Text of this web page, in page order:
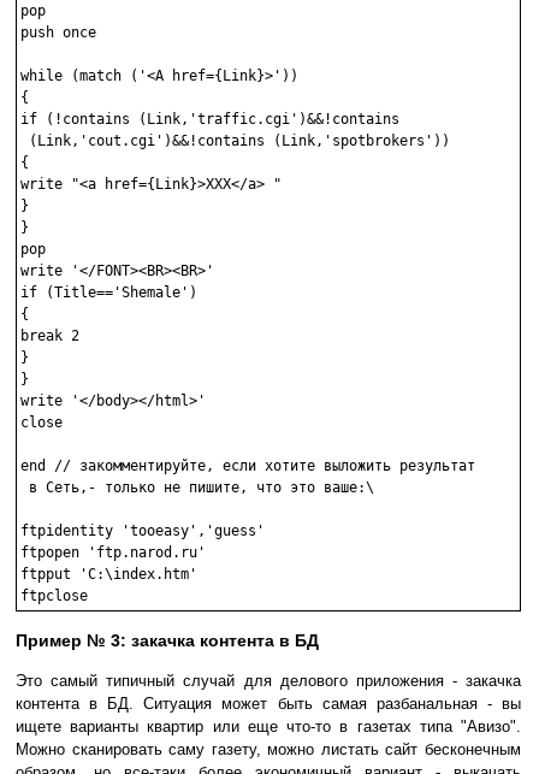
pop
push once
while (match ('<A href={Link}>'))
{
if (!contains (Link,'traffic.cgi')&&!contains
(Link,'cout.cgi')&&!contains (Link,'spotbrokers'))
{
write "<a href={Link}>XXX</a> "
}
}
pop
write '</FONT><BR><BR>'
if (Title=='Shemale')
{
break 2
}
}
write '</body></html>'
close
end // закомментируйте, если хотите выложить результат
в Сеть,- только не пишите, что это ваше:\
ftpidentity 'tooeasy','guess'
ftpopen 'ftp.narod.ru'
ftpput 'C:\index.htm'
Пример № 3: закачка контента в БД
Это самый типичный случай для делового приложения - закачка
контента в БД. Ситуация может быть самая разбанальная - вы
ищете варианты квартир или еще что-то в газетах типа "Авизо".
Можно сканировать саму газету, можно листать сайт бесконечным